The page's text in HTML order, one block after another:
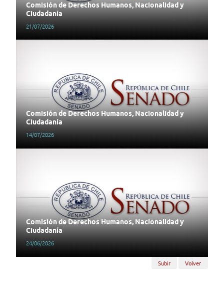
Comisión de Derechos Humanos, Nacionalidad y
Ciudadanía
21/07/2026
Comisión de Derechos Humanos, Nacionalidad y
Ciudadanía
14/07/2026
Comisión de Derechos Humanos, Nacionalidad y
Ciudadanía
24/06/2026
Subir Volver